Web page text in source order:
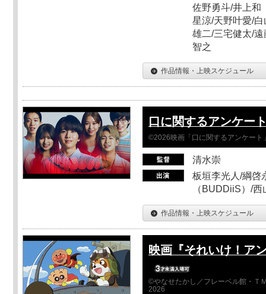
佐野勇斗/井上和
星涼/天野叶愛/
雄二/三宅健太/
智之
作品情報・上映スケジュール
口に関するアンケー
©2026映画「口に関するアンケート
清水崇
板垣李光人/綱啓
（BUDDiiS）/
作品情報・上映スケジュール
映画『それいけ！ア
©やなせたかし／フレーベル館・Ｔ
2026